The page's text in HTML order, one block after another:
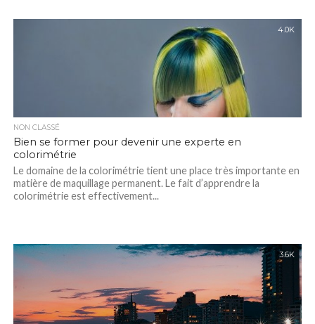
4.0K
NON CLASSÉ
Bien se former pour devenir une experte en
colorimétrie
Le domaine de la colorimétrie tient une place très importante en
matière de maquillage permanent. Le fait d’apprendre la
colorimétrie est effectivement...
3.6K